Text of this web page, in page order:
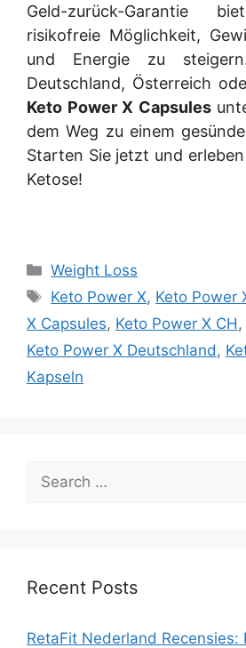
Geld-zurück-Garantie
risikofreie Möglichkeit,
und Energie zu
Deutschland, Österreich
Keto Power X Capsules
dem Weg zu einem
Starten Sie jetzt und
Ketose!
Categories
Weight Loss
Tags
Keto Power X, Keto Power
X Capsules, Keto Power X CH ,
Keto Power X Deutschland ,
Kapseln
for:
Recent Posts
RetaFit Nederland